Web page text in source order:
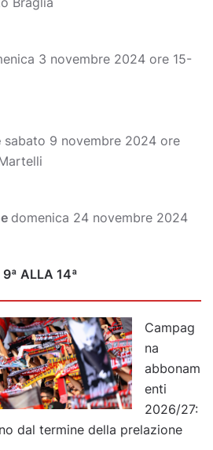
3 novembre 2024 ore 15-
sabato 9 novembre 2024 ore
domenica 24 novembre 2024
9ª ALLA 14ª
Campag
na
abbonam
enti
2026/27:
dal termine della prelazione